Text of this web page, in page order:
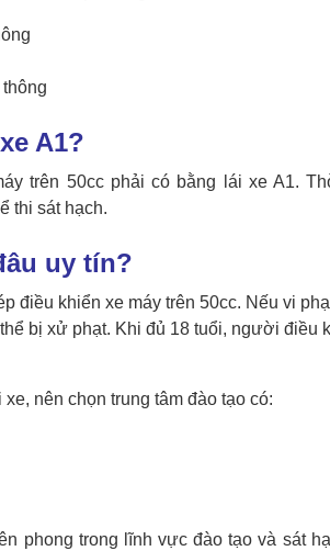
A1?
trên 50cc phải có bằng lái xe A1.
thi sát hạch.
uy tín?
điều khiển xe máy trên 50cc. Nếu vi
bị xử phạt. Khi đủ 18 tuổi, người điều
nên chọn trung tâm đào tạo có:
phong trong lĩnh vực đào tạo và sát